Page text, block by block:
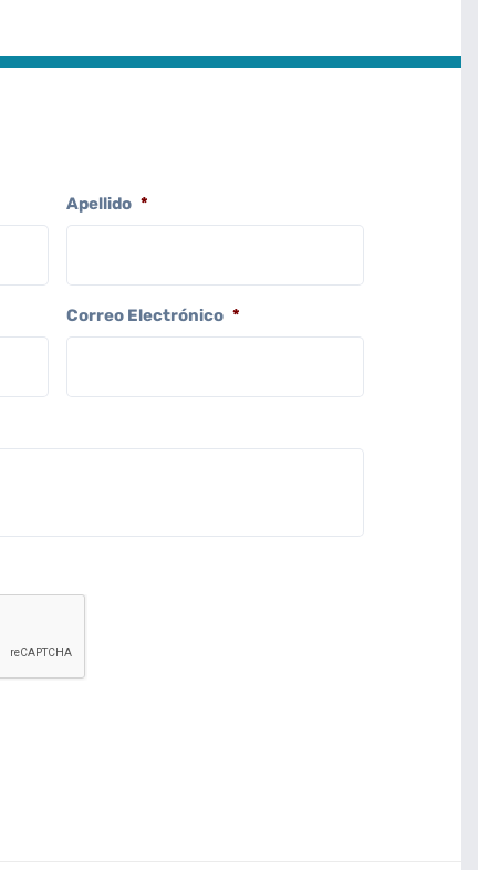
Apellido *
Correo Electrónico *